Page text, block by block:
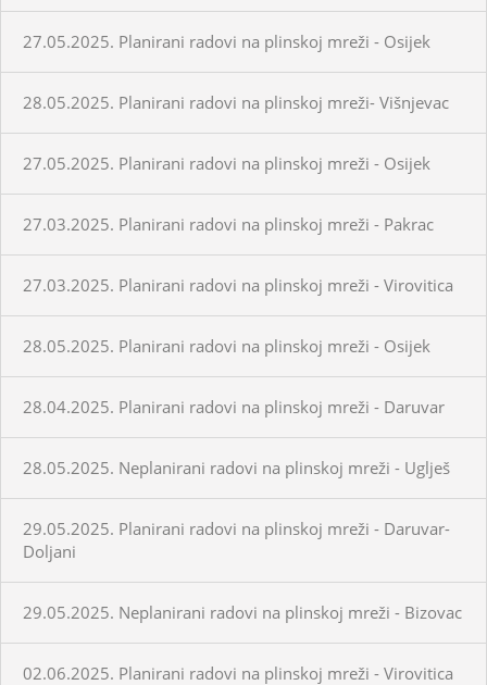
27.05.2025. Planirani radovi na plinskoj mreži - Osijek
28.05.2025. Planirani radovi na plinskoj mreži- Višnjevac
27.05.2025. Planirani radovi na plinskoj mreži - Osijek
27.03.2025. Planirani radovi na plinskoj mreži - Pakrac
27.03.2025. Planirani radovi na plinskoj mreži - Virovitica
28.05.2025. Planirani radovi na plinskoj mreži - Osijek
28.04.2025. Planirani radovi na plinskoj mreži - Daruvar
28.05.2025. Neplanirani radovi na plinskoj mreži - Uglješ
29.05.2025. Planirani radovi na plinskoj mreži - Daruvar-
Doljani
29.05.2025. Neplanirani radovi na plinskoj mreži - Bizovac
02.06.2025. Planirani radovi na plinskoj mreži - Virovitica